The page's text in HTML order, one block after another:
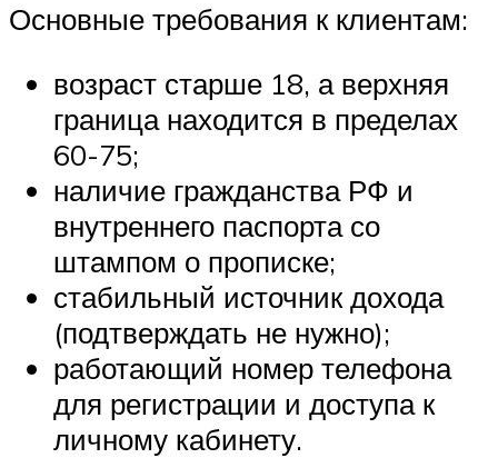
Основные требования к клиентам:
возраст старше 18, а верхняя
граница находится в пределах
60-75;
наличие гражданства РФ и
внутреннего паспорта со
штампом о прописке;
стабильный источник дохода
(подтверждать не нужно);
работающий номер телефона
для регистрации и доступа к
личному кабинету.